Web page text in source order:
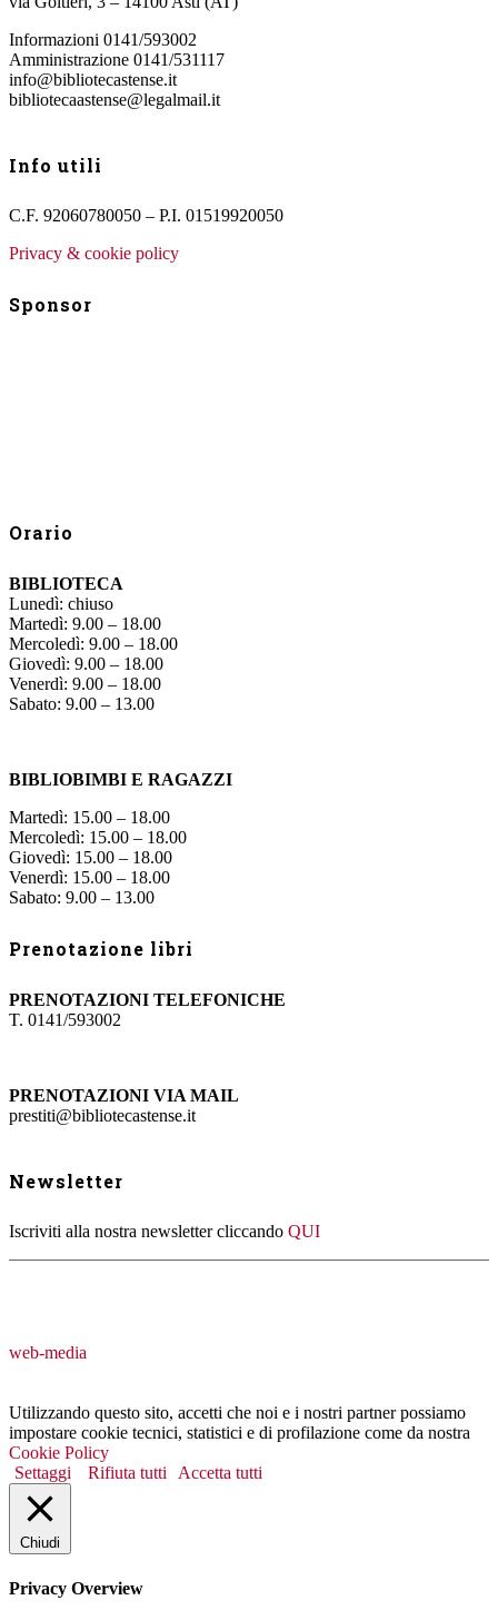
Informazioni 0141/593002
Amministrazione 0141/531117
info@bibliotecastense.it
bibliotecaastense@legalmail.it
Info utili
C.F. 92060780050 – P.I. 01519920050
Privacy & cookie policy
Sponsor
Orario
BIBLIOTECA
Lunedì: chiuso
Martedì: 9.00 – 18.00
Mercoledì: 9.00 – 18.00
Giovedì: 9.00 – 18.00
Venerdì: 9.00 – 18.00
Sabato: 9.00 – 13.00
BIBLIOBIMBI E RAGAZZI
Martedì: 15.00 – 18.00
Mercoledì: 15.00 – 18.00
Giovedì: 15.00 – 18.00
Venerdì: 15.00 – 18.00
Sabato: 9.00 – 13.00
Prenotazione libri
PRENOTAZIONI TELEFONICHE
T. 0141/593002
PRENOTAZIONI VIA MAIL
prestiti@bibliotecastense.it
Newsletter
Iscriviti alla nostra newsletter cliccando QUI
web-media
Utilizzando questo sito, accetti che noi e i nostri partner possiamo
impostare cookie tecnici, statistici e di profilazione come da nostra
Cookie Policy
Settaggi
Rifiuta tutti Accetta tutti
Chiudi
Privacy Overview